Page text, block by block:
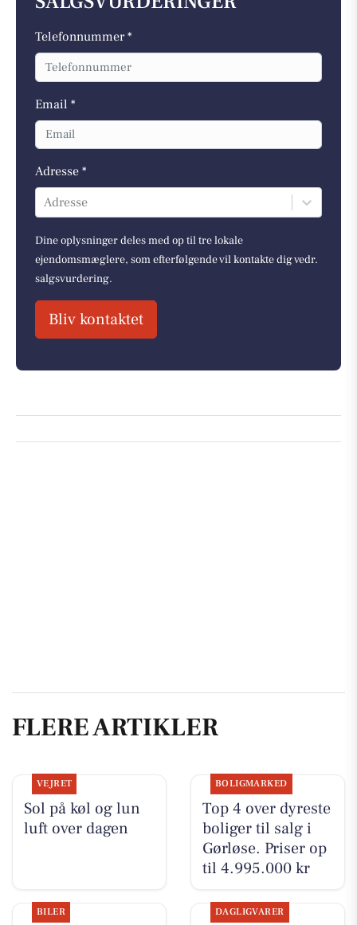
Telefonnummer *
Email *
Adresse *
Adresse
Dine oplysninger deles med op til tre lokale
ejendomsmæglere, som efterfølgende vil kontakte dig vedr.
salgsvurdering.
Bliv kontaktet
FLERE ARTIKLER
VEJRET
Sol på køl og lun
luft over dagen
BOLIGMARKED
Top 4 over dyreste
boliger til salg i
Gørløse. Priser op
til 4.995.000 kr
BILER DAGLIGVARER